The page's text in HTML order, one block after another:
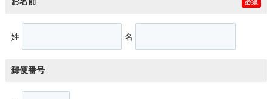
必須
姓 名
郵便番号